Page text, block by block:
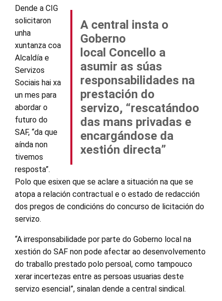
A central insta o
Goberno
local Concello a
asumir as súas
responsabilidades na
prestación do
servizo, “rescatándoo
das mans privadas e
encargándose da
xestión directa”
Dende a CIG
solicitaron
unha
xuntanza coa
Alcaldía e
Servizos
Sociais hai xa
un mes para
abordar o
futuro do
SAF, “da que
aínda non
tivemos
resposta”.
Polo que esixen que se aclare a situación na que se
atopa a relación contractual e o estado de redacción
dos pregos de condicións do concurso de licitación do
servizo.
“A irresponsabilidade por parte do Goberno local na
xestión do SAF non pode afectar ao desenvolvemento
do traballo prestado polo persoal, como tampouco
xerar incertezas entre as persoas usuarias deste
servizo esencial”, sinalan dende a central sindical.